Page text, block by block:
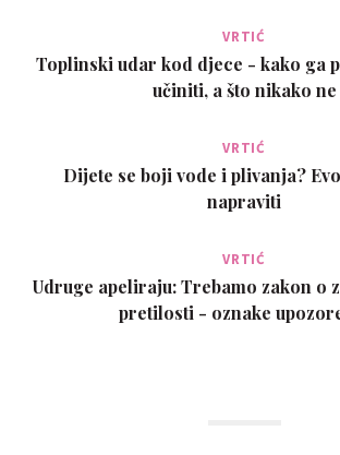
VRTIĆ
Toplinski udar kod djece - kako ga
učiniti, a što nikako ne
VRTIĆ
Dijete se boji vode i plivanja?
napraviti
VRTIĆ
Udruge apeliraju: Trebamo zakon o
pretilosti - oznake